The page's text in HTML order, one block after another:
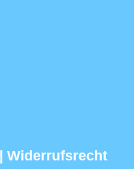
Widerrufsrecht